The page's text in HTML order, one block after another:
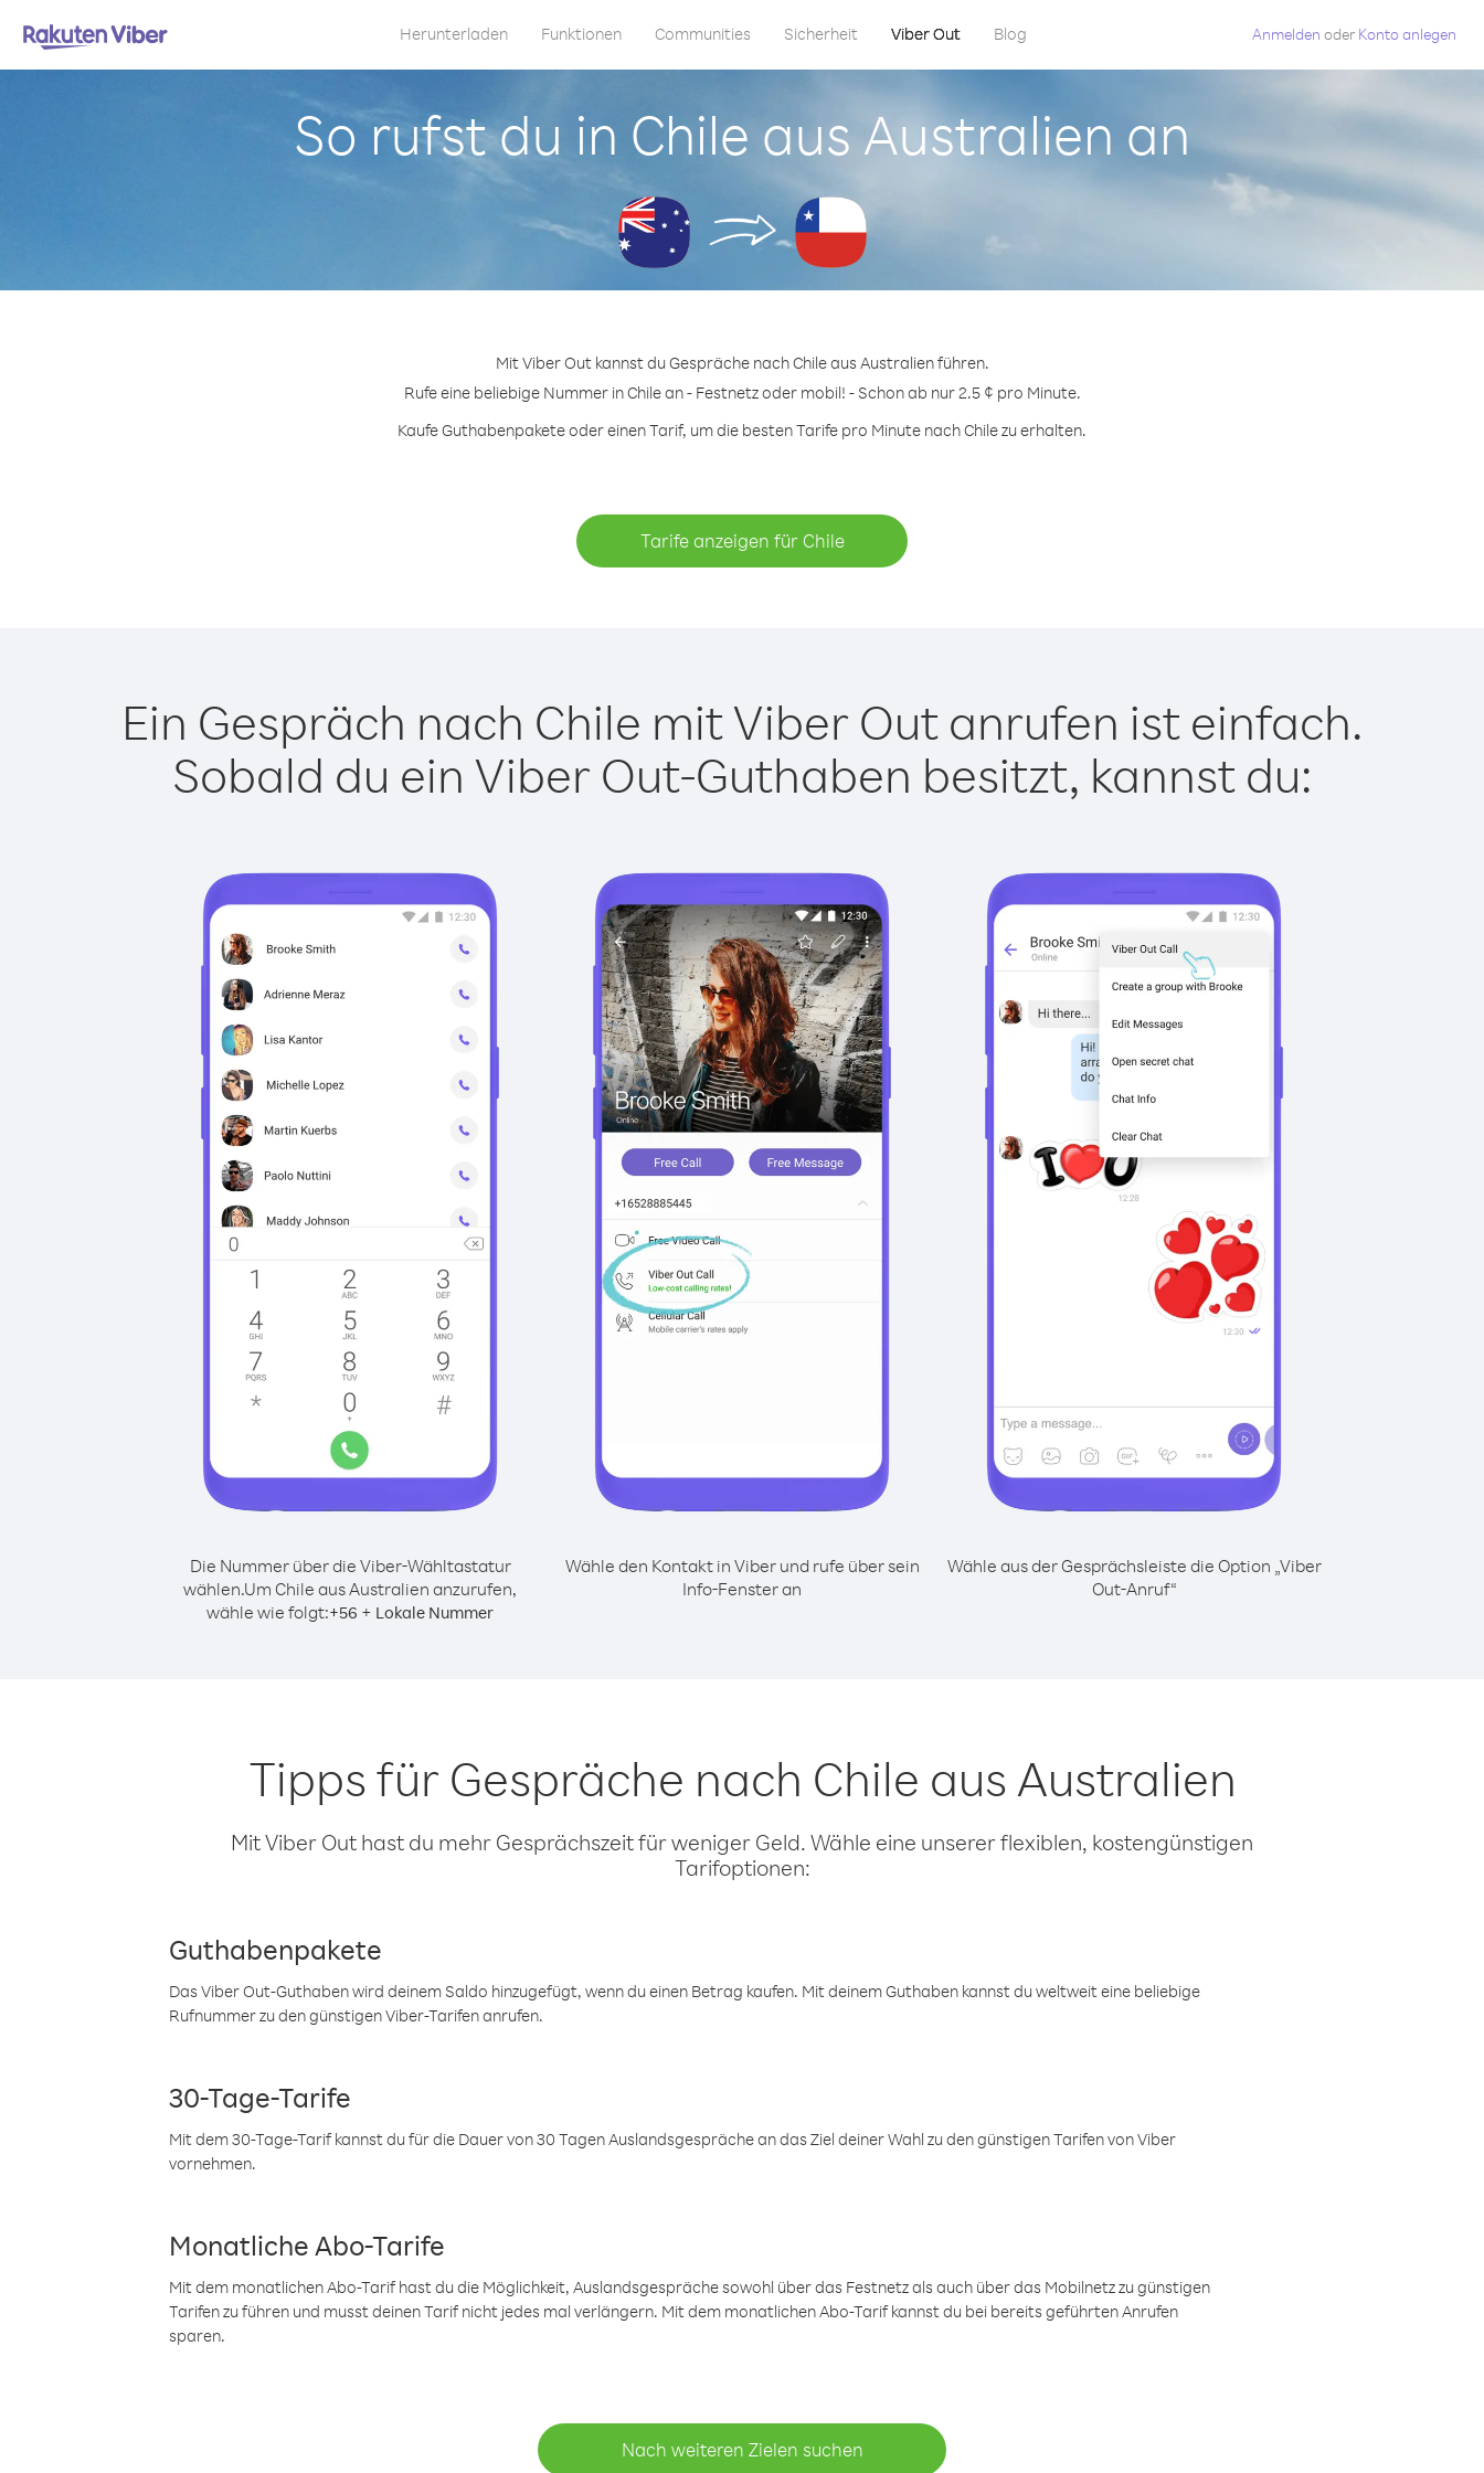
Herunterladen Funktionen Communities Sicherheit Viber Out Blog Anmelden oder Konto anlegen
So rufst du in Chile aus Australien an
Mit Viber Out kannst du Gespräche nach Chile aus Australien führen.
Rufe eine beliebige Nummer in Chile an - Festnetz oder mobil! - Schon ab nur 2.5 ¢ pro Minute.
Kaufe Guthabenpakete oder einen Tarif, um die besten Tarife pro Minute nach Chile zu erhalten.
Tarife anzeigen für Chile
Ein Gespräch nach Chile mit Viber Out anrufen ist einfach.
Sobald du ein Viber Out-Guthaben besitzt, kannst du:
Die Nummer über die Viber-Wähltastatur
wählen.Um Chile aus Australien anzurufen,
wähle wie folgt:+56 + Lokale Nummer
Wähle den Kontakt in Viber und rufe über sein
Info-Fenster an
Wähle aus der Gesprächsleiste die Option „Viber
Out-Anruf“
Tipps für Gespräche nach Chile aus Australien
Mit Viber Out hast du mehr Gesprächszeit für weniger Geld. Wähle eine unserer flexiblen, kostengünstigen
Tarifoptionen:
Guthabenpakete
Das Viber Out-Guthaben wird deinem Saldo hinzugefügt, wenn du einen Betrag kaufen. Mit deinem Guthaben kannst du weltweit eine beliebige
Rufnummer zu den günstigen Viber-Tarifen anrufen.
30-Tage-Tarife
Mit dem 30-Tage-Tarif kannst du für die Dauer von 30 Tagen Auslandsgespräche an das Ziel deiner Wahl zu den günstigen Tarifen von Viber
vornehmen.
Monatliche Abo-Tarife
Mit dem monatlichen Abo-Tarif hast du die Möglichkeit, Auslandsgespräche sowohl über das Festnetz als auch über das Mobilnetz zu günstigen
Tarifen zu führen und musst deinen Tarif nicht jedes mal verlängern. Mit dem monatlichen Abo-Tarif kannst du bei bereits geführten Anrufen
sparen.
Nach weiteren Zielen suchen